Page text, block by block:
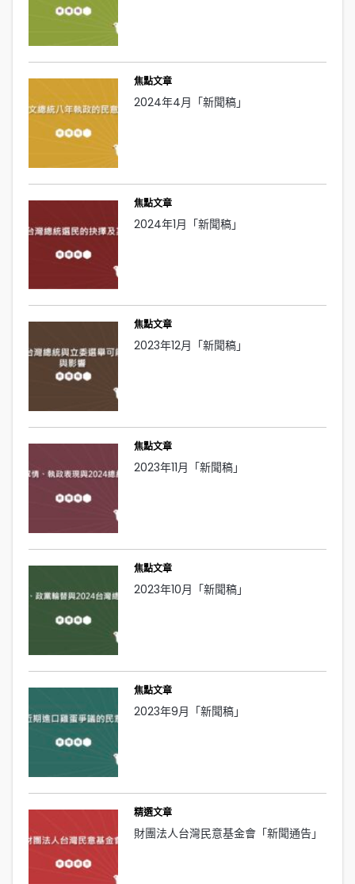
焦點文章
2024年4月「新聞稿」
焦點文章
2024年1月「新聞稿」
焦點文章
2023年12月「新聞稿」
焦點文章
2023年11月「新聞稿」
焦點文章
2023年10月「新聞稿」
焦點文章
2023年9月「新聞稿」
精選文章
財團法人台灣民意基金會「新聞通告」